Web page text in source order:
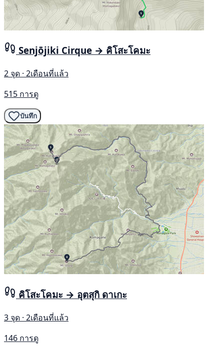
Senjōjiki Cirque → คิโสะโคมะ
2 จุด · 2เดือนที่แล้ว
515 การดู
บันทึก
คิโสะโคมะ → อุตสุกิ ดาเกะ
3 จุด · 2เดือนที่แล้ว
146 การดู